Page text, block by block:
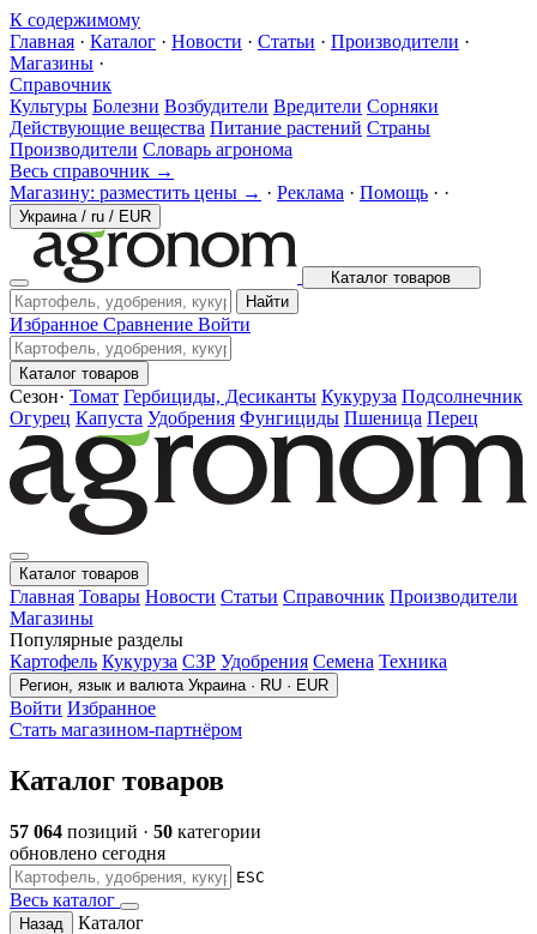
К содержимому
Главная · Каталог · Новости · Статьи · Производители ·
Магазины ·
Справочник
Культуры Болезни Возбудители Вредители Сорняки
Действующие вещества Питание растений Страны
Производители Словарь агронома
Весь справочник →
Магазину: разместить цены → · Реклама · Помощь · ·
Украина / ru / EUR
Каталог товаров
Найти
Избранное Сравнение Войти
Каталог товаров
Сезон· Томат Гербициды, Десиканты Кукуруза Подсолнечник
Огурец Капуста Удобрения Фунгициды Пшеница Перец
Каталог товаров
Главная Товары Новости Статьи Справочник Производители
Магазины
Популярные разделы
Картофель Кукуруза СЗР Удобрения Семена Техника
Регион, язык и валюта Украина · RU · EUR
Войти Избранное
Стать магазином-партнёром
Каталог товаров
57 064 позиций · 50 категории
обновлено сегодня
ESC
Весь каталог
Назад
Каталог